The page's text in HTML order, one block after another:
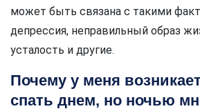
может быть связана с такими
депрессия, неправильный образ
усталость и другие.
Почему у меня
спать днем, но ночью